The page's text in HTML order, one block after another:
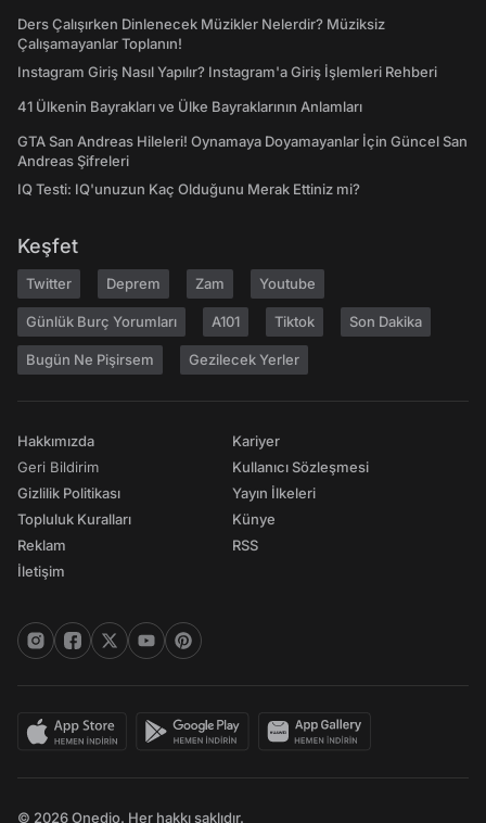
Ders Çalışırken Dinlenecek Müzikler Nelerdir? Müziksiz
Çalışamayanlar Toplanın!
Instagram Giriş Nasıl Yapılır? Instagram'a Giriş İşlemleri Rehberi
41 Ülkenin Bayrakları ve Ülke Bayraklarının Anlamları
GTA San Andreas Hileleri! Oynamaya Doyamayanlar İçin Güncel San
Andreas Şifreleri
IQ Testi: IQ'unuzun Kaç Olduğunu Merak Ettiniz mi?
Keşfet
Twitter Deprem Zam Youtube
Günlük Burç Yorumları A101 Tiktok Son Dakika
Bugün Ne Pişirsem Gezilecek Yerler
Hakkımızda
Geri Bildirim
Gizlilik Politikası
Topluluk Kuralları
Reklam
İletişim
Kariyer
Kullanıcı Sözleşmesi
Yayın İlkeleri
Künye
RSS
© 2026 Onedio. Her hakkı saklıdır.